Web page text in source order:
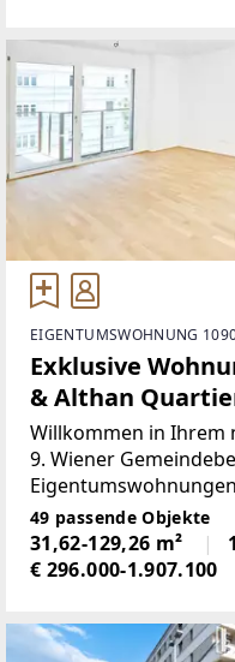
EIGENTUMSWOHNUNG
Exklusive
& Althan
Willkommen in Ihrem
9. Wiener
Wohnprojekt im
urbanes
und
49 passende Objekte
31,62-129,26 m²
€ 296.000-1.907.100